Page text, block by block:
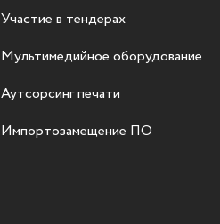
Участие в тендерах
Мультимедийное оборудование
Аутсорсинг печати
Импортозамещение ПО